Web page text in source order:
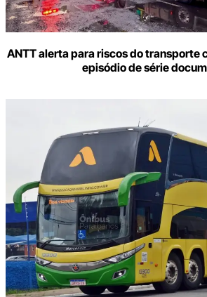
ANTT alerta para riscos do transporte
episódio de série